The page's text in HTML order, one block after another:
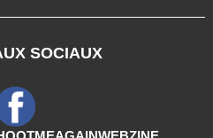
SOCIAUX